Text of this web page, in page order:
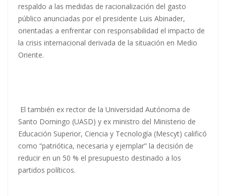
respaldo a las medidas de racionalización del gasto
público anunciadas por el presidente Luis Abinader,
orientadas a enfrentar con responsabilidad el impacto de
la crisis internacional derivada de la situación en Medio
Oriente.
El también ex rector de la Universidad Autónoma de
Santo Domingo (UASD) y ex ministro del Ministerio de
Educación Superior, Ciencia y Tecnología (Mescyt) calificó
como “patriótica, necesaria y ejemplar” la decisión de
reducir en un 50 % el presupuesto destinado a los
partidos políticos.